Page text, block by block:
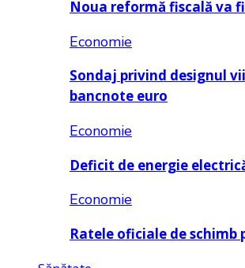
Noua reformă fiscală va
Economie
Sondaj privind designul
bancnote euro
Economie
Deficit de energie
Economie
Ratele oficiale de schimb